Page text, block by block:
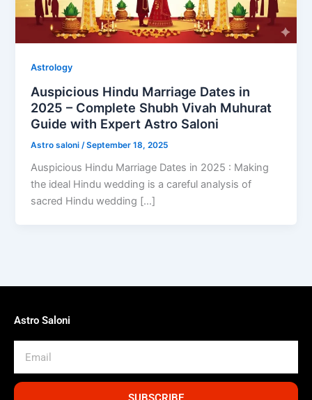
Astrology
Auspicious Hindu Marriage Dates in
2025 – Complete Shubh Vivah Muhurat
Guide with Expert Astro Saloni
Astro saloni /September 18, 2025
Auspicious Hindu Marriage Dates in 2025 : Making
the ideal Hindu wedding is a careful analysis of
sacred Hindu wedding […]
Astro Saloni